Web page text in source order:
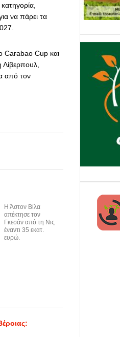
να πάρει τα
Carabao Cup και
από τον
Η Άστον Βίλα
απέκτησε τον
Γκεσάν από τη Νις
έναντι 35 εκατ.
ευρώ.